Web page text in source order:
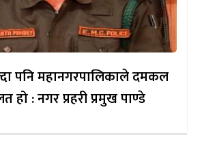
पनि महानगरपालिकाले दमकल
हो : नगर प्रहरी प्रमुख पाण्डे